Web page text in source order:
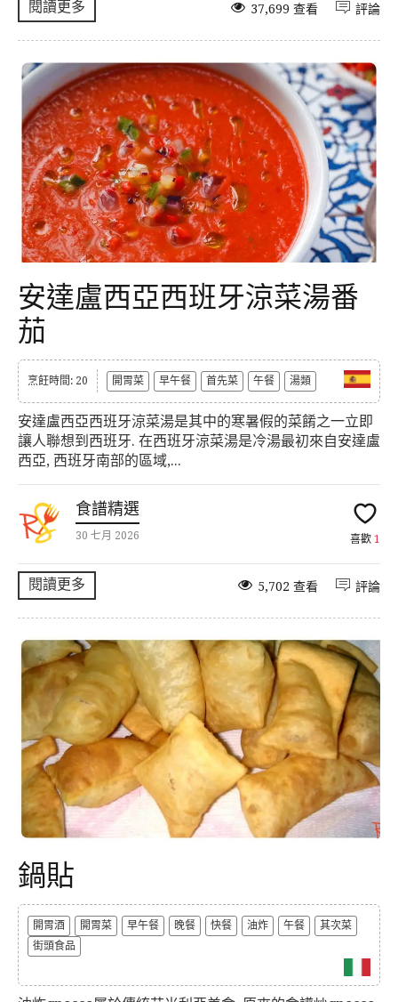
閱讀更多 評論
37,699 查看
安達盧西亞西班牙涼菜湯番
茄
烹飪時間: 20 開胃菜 早午餐 首先菜 午餐 湯類
安達盧西亞西班牙涼菜湯是其中的寒暑假的菜餚之一立即
讓人聯想到西班牙. 在西班牙涼菜湯是冷湯最初來自安達盧
西亞, 西班牙南部的區域,...
食譜精選
30 七月 2026 喜歡 1
閱讀更多 評論
5,702 查看
鍋貼
開胃酒 開胃菜 早午餐 晚餐 快餐 油炸 午餐
其次菜
街頭食品